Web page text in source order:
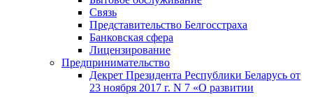
Связь
Представительство Белгосстраха
Банковская сфера
Лицензирование
Предпринимательство
Декрет Президента Республики Беларусь от
23 ноября 2017 г. N 7 «О развитии